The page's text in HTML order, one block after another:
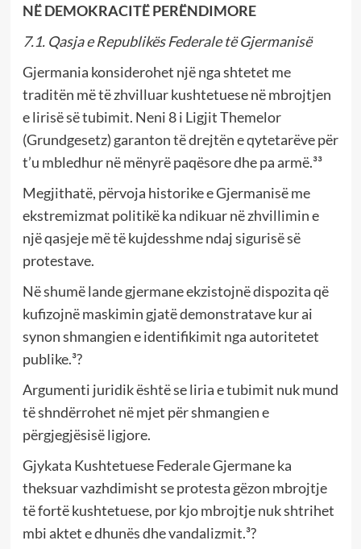
NË DEMOKRACITË PERËNDIMORE
7.1. Qasja e Republikës Federale të Gjermanisë
Gjermania konsiderohet një nga shtetet me
traditën më të zhvilluar kushtetuese në mbrojtjen
e lirisë së tubimit. Neni 8 i Ligjit Themelor
(Grundgesetz) garanton të drejtën e qytetarëve për
t’u mbledhur në mënyrë paqësore dhe pa armë.³³
Megjithatë, përvoja historike e Gjermanisë me
ekstremizmat politikë ka ndikuar në zhvillimin e
një qasjeje më të kujdesshme ndaj sigurisë së
protestave.
Në shumë lande gjermane ekzistojnë dispozita që
kufizojnë maskimin gjatë demonstratave kur ai
synon shmangien e identifikimit nga autoritetet
publike.³?
Argumenti juridik është se liria e tubimit nuk mund
të shndërrohet në mjet për shmangien e
përgjegjësisë ligjore.
Gjykata Kushtetuese Federale Gjermane ka
theksuar vazhdimisht se protesta gëzon mbrojtje
të fortë kushtetuese, por kjo mbrojtje nuk shtrihet
mbi aktet e dhunës dhe vandalizmit.³?